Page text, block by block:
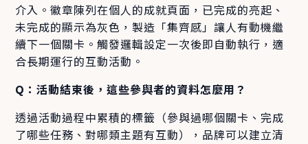
介入。徽章陳列在個人的成就頁面，已完成的亮起、
未完成的顯示為灰色，製造「集齊感」讓人有動機繼
續下一個關卡。觸發邏輯設定一次後即自動執行，適
合長期運行的互動活動。
Q：活動結束後，這些參與者的資料怎麼用？
透過活動過程中累積的標籤（參與過哪個關卡、完成
了哪些任務、對哪類主題有互動），品牌可以建立清